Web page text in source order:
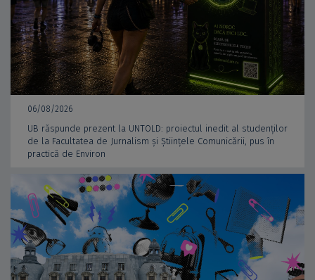
06/08/2026
UB răspunde prezent la UNTOLD: proiectul inedit al studenților
de la Facultatea de Jurnalism și Științele Comunicării, pus în
practică de Environ